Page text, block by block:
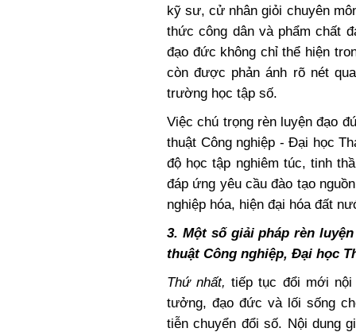
kỹ sư, cử nhân giỏi chuyên
thức công dân và phẩm chất
đạo đức không chỉ thể hiện
còn được phản ánh rõ nét
trường học tập số.
Việc chú trọng rèn luyện đạo
thuật Công nghiệp - Đại học
độ học tập nghiêm túc, tinh
đáp ứng yêu cầu đào tạo
nghiệp hóa, hiện đại hóa đất
3. Một số giải pháp rèn
thuật Công nghiệp, Đại học
Thứ nhất,tiếp tục đổi mới
tưởng, đạo đức và lối sống
tiễn chuyển đổi số. Nội dung